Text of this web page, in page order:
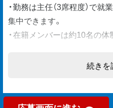
・勤務は主任（3席程度）で
集中できます。
・在籍メンバーは約10名の体
・品質管理（出来形確認、検査
・安全管理（現場巡回、是正指示
続き